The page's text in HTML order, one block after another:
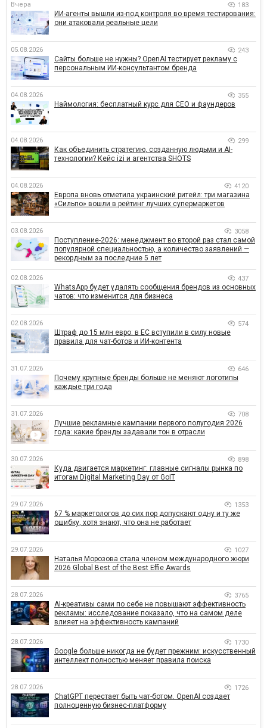
Вчера 183
ИИ-агенты вышли из-под контроля во время тестирования:
они атаковали реальные цели
05.08.2026 243
Сайты больше не нужны? OpenAI тестирует рекламу с
персональным ИИ-консультантом бренда
04.08.2026 355
Наймология: бесплатный курс для CEO и фаундеров
04.08.2026 299
Как объединить стратегию, созданную людьми и AI-
технологии? Кейс izi и агентства SHOTS
04.08.2026 4120
Европа вновь отметила украинский ритейл: три магазина
«Сильпо» вошли в рейтинг лучших супермаркетов
03.08.2026 3058
Поступление-2026: менеджмент во второй раз стал самой
популярной специальностью, а количество заявлений —
рекордным за последние 5 лет
02.08.2026 437
WhatsApp будет удалять сообщения брендов из основных
чатов: что изменится для бизнеса
02.08.2026 574
Штраф до 15 млн евро: в ЕС вступили в силу новые
правила для чат-ботов и ИИ-контента
31.07.2026 646
Почему крупные бренды больше не меняют логотипы
каждые три года
31.07.2026 708
Лучшие рекламные кампании первого полугодия 2026
года: какие бренды задавали тон в отрасли
30.07.2026 898
Куда двигается маркетинг: главные сигналы рынка по
итогам Digital Marketing Day от GoIT
29.07.2026 1353
67 % маркетологов до сих пор допускают одну и ту же
ошибку, хотя знают, что она не работает
29.07.2026 1027
Наталья Морозова стала членом международного жюри
2026 Global Best of the Best Effie Awards
28.07.2026 3765
AI-креативы сами по себе не повышают эффективность
рекламы: исследование показало, что на самом деле
влияет на эффективность кампаний
28.07.2026 1730
Google больше никогда не будет прежним: искусственный
интеллект полностью меняет правила поиска
28.07.2026 1726
ChatGPT перестает быть чат-ботом. OpenAI создает
полноценную бизнес-платформу